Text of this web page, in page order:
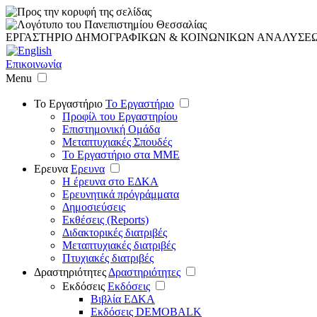
ΕΡΓΑΣΤΗΡΙΟ ΔΗΜΟΓΡΑΦΙΚΩΝ & ΚΟΙΝΩΝΙΚΩΝ
Επικοινωνία
Menu
Το Εργαστήριο Το Εργαστήριο
Προφίλ του Εργαστηρίου
Επιστημονική Ομάδα
Μεταπτυχιακές Σπουδές
Το Εργαστήριο στα ΜΜΕ
Ερευνα Ερευνα
Η έρευνα στο ΕΔΚΑ
Ερευνητικά πρόγράμματα
Δημοσιεύσεις
Εκθέσεις (Reports)
Διδακτορικές διατριβές
Μεταπτυχιακές διατριβές
Πτυχιακές διατριβές
Δραστηριότητες Δραστηριότητες
Εκδόσεις Εκδόσεις
Βιβλία ΕΔΚΑ
Εκδόσεις DEMOBALK